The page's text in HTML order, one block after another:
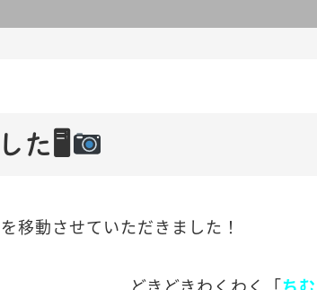
た🖥
移動させていただきました！